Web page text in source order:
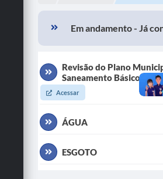
ESGOTO
ACESSOS EXTERNOS
CONTATOS
Legislação
Em andamento - Já
Revisão do Plano
Saneamento Básico
Acessar
ÁGUA
ESGOTO